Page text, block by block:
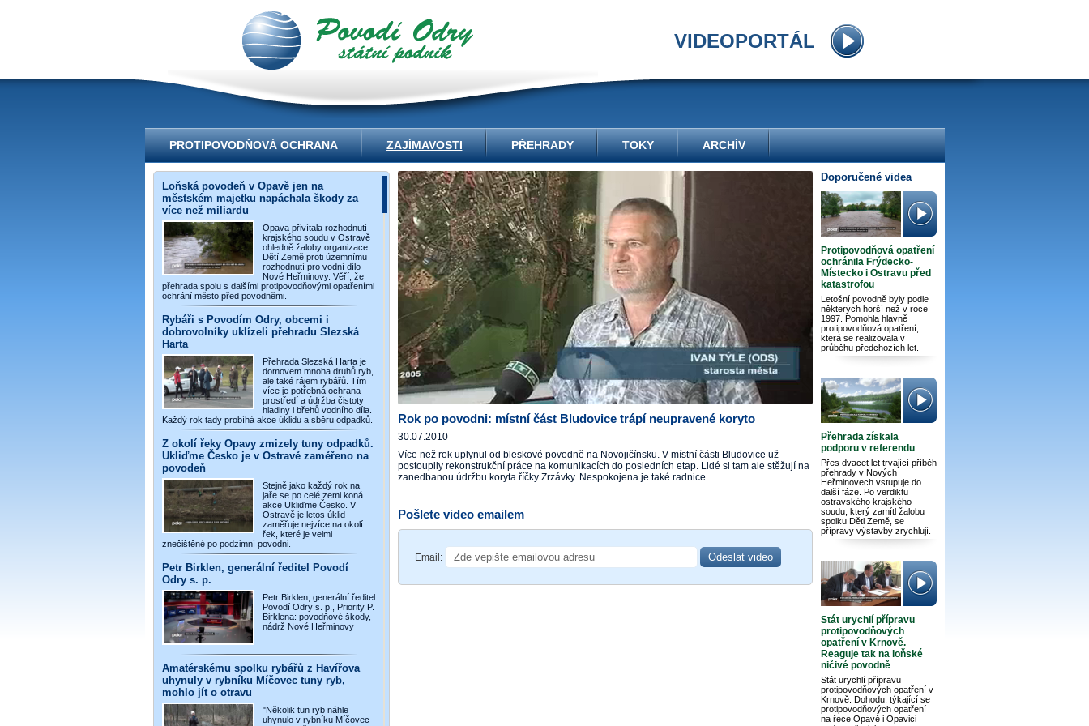
VIDEOPORTÁL
PROTIPOVODŇOVÁ OCHRANA ZAJÍMAVOSTI PŘEHRADY TOKY ARCHÍV
Loňská povodeň v Opavě jen na
městském majetku napáchala škody za
více než miliardu
Opava přivítala rozhodnutí
krajského soudu v Ostravě
ohledně žaloby organizace
Dětí Země proti územnímu
rozhodnutí pro vodní dílo
Nové Heřminovy. Věří, že
přehrada spolu s dalšími protipovodňovými opatřeními
ochrání město před povodněmi.
Rybáři s Povodím Odry, obcemi i
dobrovolníky uklízeli přehradu Slezská
Harta
Přehrada Slezská Harta je
domovem mnoha druhů ryb,
ale také rájem rybářů. Tím
více je potřebná ochrana
prostředí a údržba čistoty
hladiny i břehů vodního díla.
Každý rok tady probíhá akce úklidu a sběru odpadků.
Z okolí řeky Opavy zmizely tuny odpadků.
Ukliďme Česko je v Ostravě zaměřeno na
povodeň
Stejně jako každý rok na
jaře se po celé zemi koná
akce Ukliďme Česko. V
Ostravě je letos úklid
zaměřuje nejvíce na okolí
řek, které je velmi
znečištěné po podzimní povodni.
Petr Birklen, generální ředitel Povodí
Odry s. p.
Petr Birklen, generální ředitel
Povodí Odry s. p., Priority P.
Birklena: povodňové škody,
nádrž Nové Heřminovy
Amatérskému spolku rybářů z Havířova
uhynuly v rybníku Míčovec tuny ryb,
mohlo jít o otravu
"Několik tun ryb náhle
uhynulo v rybníku Míčovec
Rok po povodni: místní část Bludovice trápí neupravené koryto
30.07.2010
Více než rok uplynul od bleskové povodně na Novojičínsku. V místní části Bludovice už
postoupily rekonstrukční práce na komunikacích do posledních etap. Lidé si tam ale stěžují na
zanedbanou údržbu koryta říčky Zrzávky. Nespokojena je také radnice.
Pošlete video emailem
Email:
Doporučené videa
Protipovodňová opatření
ochránila Frýdecko-
Místecko i Ostravu před
katastrofou
Letošní povodně byly podle
některých horší než v roce
1997. Pomohla hlavně
protipovodňová opatření,
která se realizovala v
průběhu předchozích let.
Přehrada získala
podporu v referendu
Přes dvacet let trvající příběh
přehrady v Nových
Heřminovech vstupuje do
další fáze. Po verdiktu
ostravského krajského
soudu, který zamítl žalobu
spolku Děti Země, se
přípravy výstavby zrychlují.
Stát urychlí přípravu
protipovodňových
opatření v Krnově.
Reaguje tak na loňské
ničivé povodně
Stát urychlí přípravu
protipovodňových opatření v
Krnově. Dohodu, týkající se
protipovodňových opatření
na řece Opavě i Opavici